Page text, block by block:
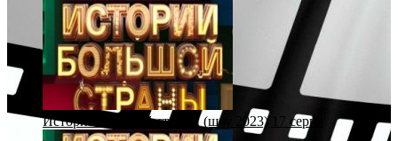
Истории большой страны (шоу 2023) 17 серия